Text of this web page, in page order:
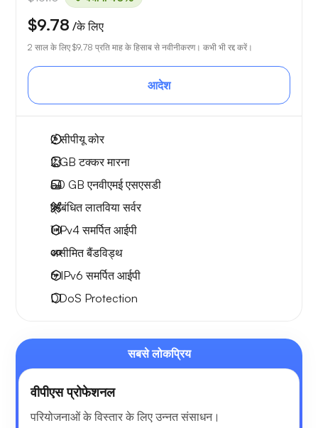
$9.78 /के लिए
2 साल के लिए $9.78 प्रति माह के हिसाब से नवीनीकरण। कभी भी रद्द करें।
आदेश
2सीपीयू कोर
2 GB टक्कर मारना
50 GB एनवीएमई एसएसडी
प्रबंधित लातविया सर्वर
1 IPv4समर्पित आईपी
असीमित बैंडविड्थ
6 IPv6समर्पित आईपी
DDoS Protection
सबसे लोकप्रिय
वीपीएस प्रोफेशनल
परियोजनाओं के विस्तार के लिए उन्नत संसाधन।